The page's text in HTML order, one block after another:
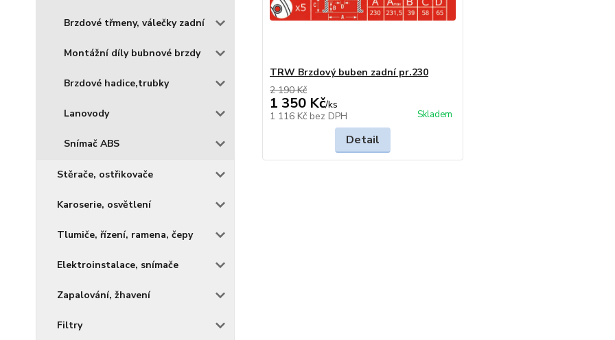
Brzdové třmeny, válečky zadní
Montážní díly bubnové brzdy
Brzdové hadice,trubky
Lanovody
Snímač ABS
Stěrače, ostřikovače
Karoserie, osvětlení
Tlumiče, řízení, ramena, čepy
Elektroinstalace, snímače
Zapalování, žhavení
Filtry
TRW Brzdový buben zadní pr.230
2 190 Kč
1 350 Kč/ks
1 116 Kč bez DPH Skladem
Detail